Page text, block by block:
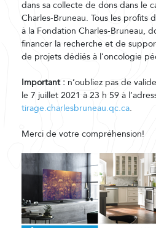
dans sa collecte de dons dans le
Charles-Bruneau. Tous les profits
à la Fondation Charles-Bruneau,
financer la recherche et de
de projets dédiés à l’oncologie
Important : n’oubliez pas de
le 7 juillet 2021 à 23 h 59 à
tirage.charlesbruneau.qc.ca.
Merci de votre compréhension!